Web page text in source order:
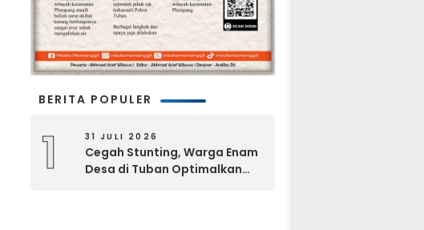
BERITA POPULER
1 31 JULI 2026
Cegah Stunting, Warga Enam
Desa di Tuban Optimalkan